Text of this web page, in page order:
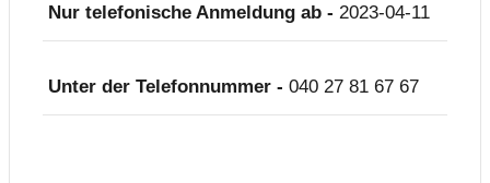
Nur telefonische Anmeldung ab - 2023-04-11
Unter der Telefonnummer - 040 27 81 67 67